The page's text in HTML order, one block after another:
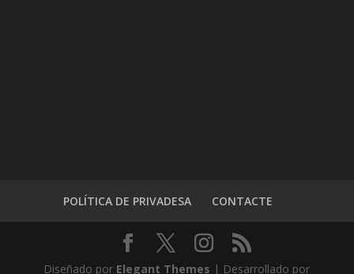
POLÍTICA DE PRIVADESA CONTACTE
Diseñado por Elegant Themes | Desarrollado por